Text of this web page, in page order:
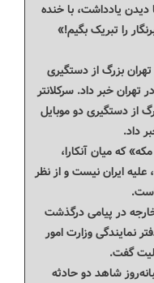
دیدن یادداشت، با خنده
را تبریک بگیم!»
بزرگ از دستگیری
تهران خبر داد. سرکلانتر
از دستگیری دو موبایل
داد.
که میان آنکارا،
ایران نیست و از نظر
در پیامی درگذشت
نمایندگی وزارت امور
گفت.
شاهد دو حادثه